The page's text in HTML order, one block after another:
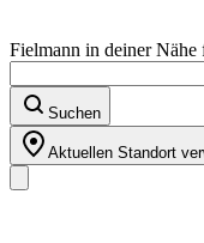
Fielmann in deiner Nähe
Suchen
Aktuellen Standort